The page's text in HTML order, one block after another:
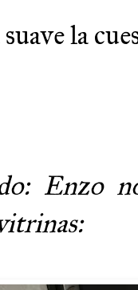
suave la
Enzo